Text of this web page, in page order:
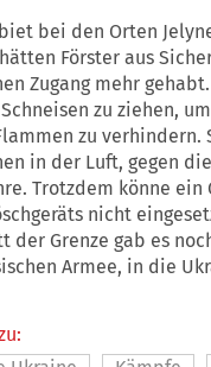
bei den Orten
Förster aus
Zugang mehr
zu ziehen,
zu verhindern.
in der Luft, gegen
Trotzdem könne ein
nicht
der Grenze gab es
Armee, in die